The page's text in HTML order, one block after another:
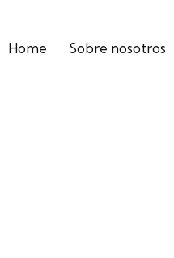
Home Sobre nosotros